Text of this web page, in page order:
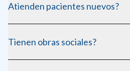
Atienden pacientes nuevos?
inicial online.
Tienen obras sociales?